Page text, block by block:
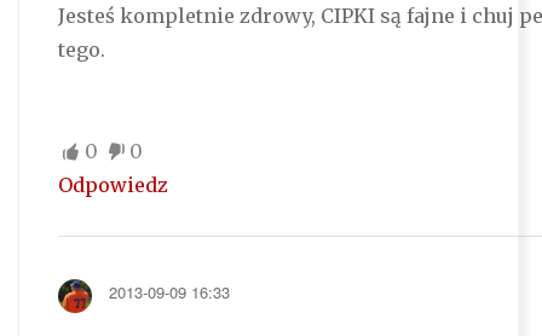
Jesteś kompletnie zdrowy, CIPKI są fajne i chuj
tego.
0
0
Odpowiedz
2013-09-09 16:33